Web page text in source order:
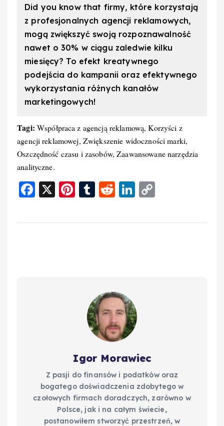
Did you know that firmy, które korzystają
z profesjonalnych agencji reklamowych,
mogą zwiększyć swoją rozpoznawalność
nawet o 30% w ciągu zaledwie kilku
miesięcy? To efekt kreatywnego
podejścia do kampanii oraz efektywnego
wykorzystania różnych kanałów
marketingowych!
Tagi: Współpraca z agencją reklamową, Korzyści z
agencji reklamowej, Zwiększenie widoczności marki,
Oszczędność czasu i zasobów, Zaawansowane narzędzia
analityczne.
F
c
X
Pi
er
T
m
R
d
Li
k p
Igor Morawiec
Z pasji do finansów i podatków oraz
bogatego doświadczenia zdobytego w
czołowych firmach doradczych, zarówno w
Polsce, jak i na całym świecie,
postanowiłem stworzyć przestrzeń, w